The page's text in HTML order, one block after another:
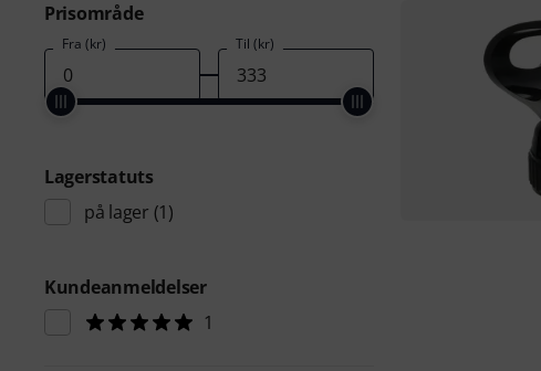
Prisområde
Fra (kr) Til (kr)
Lagerstatuts
på lager (1)
Kundeanmeldelser
1